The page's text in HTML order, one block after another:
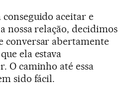
aceitar e
nossa relação, decidimos
conversar abertamente
ela estava
O caminho até essa
sido fácil.